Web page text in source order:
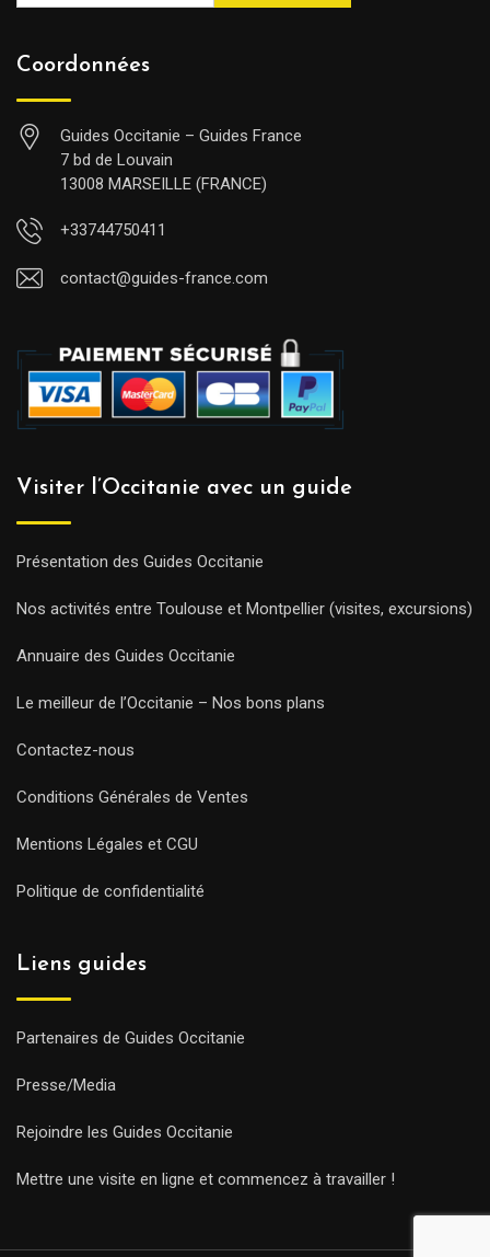
Coordonnées
Guides Occitanie – Guides France
7 bd de Louvain
13008 MARSEILLE (FRANCE)
+33744750411
contact@guides-france.com
Visiter l’Occitanie avec un guide
Présentation des Guides Occitanie
Nos activités entre Toulouse et Montpellier (visites, excursions)
Annuaire des Guides Occitanie
Le meilleur de l’Occitanie – Nos bons plans
Contactez-nous
Conditions Générales de Ventes
Mentions Légales et CGU
Politique de confidentialité
Liens guides
Partenaires de Guides Occitanie
Presse/Media
Rejoindre les Guides Occitanie
Mettre une visite en ligne et commencez à travailler !